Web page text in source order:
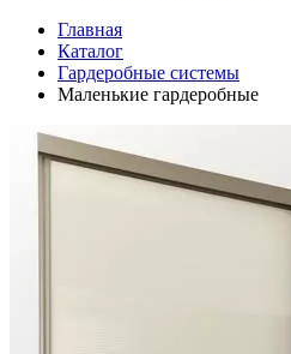
Главная
Каталог
Гардеробные системы
Маленькие гардеробные